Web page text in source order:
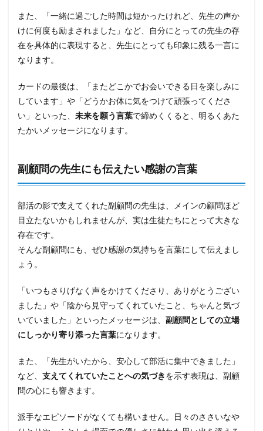
また、「一緒に過ごした時間は短かったけれど、先生の声か
けに何度も励まされました」など、自分にとっての先生の存
在を具体的に表現すると、先生にとっても印象に残る一言に
なります。
カードの最後は、「またどこかでお会いできる日を楽しみに
しています」や「どうかお体に気をつけて頑張ってくださ
い」といった、 未来を願う言葉で締めくくると、明るくあた
たかいメッセージになります。
副顧問の先生にも伝えたい感謝の言葉
部活の影で支えてくれた副顧問の先生は、メインの顧問ほど
目立たないかもしれませんが、実は生徒たちにとって大きな
存在です。
そんな副顧問にも、ぜひ感謝の気持ちを言葉にして伝えまし
ょう。
「いつもさりげなく声をかけてくださり、ありがとうござい
ました」や「陰から見守ってくれていたこと、ちゃんと気づ
いていました」といったメッセージは、 副顧問としての立場
にしっかり寄り添った言葉になります。
また、「先生がいたから、安心して部活に集中できました」
など、 支えてくれていたことへの気づきを示す表現は、副顧
問の心にも響きます。
派手なエピソードがなくても構いません。日々のささいなや